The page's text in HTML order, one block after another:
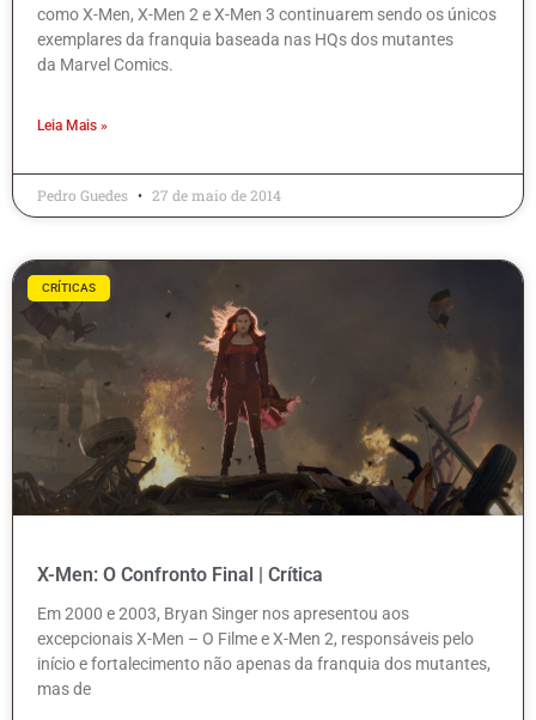
como X-Men, X-Men 2 e X-Men 3 continuarem sendo os únicos
exemplares da franquia baseada nas HQs dos mutantes
da Marvel Comics.
Leia Mais »
Pedro Guedes 27 de maio de 2014
CRÍTICAS
X-Men: O Confronto Final | Crítica
Em 2000 e 2003, Bryan Singer nos apresentou aos
excepcionais X-Men – O Filme e X-Men 2, responsáveis pelo
início e fortalecimento não apenas da franquia dos mutantes,
mas de